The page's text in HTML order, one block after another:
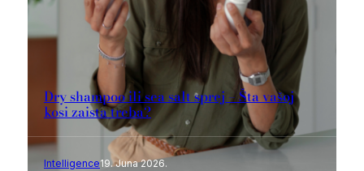
Dry shampoo ili sea salt sprej – Šta vašoj
kosi zaista treba?
Intelligence19. Juna 2026.